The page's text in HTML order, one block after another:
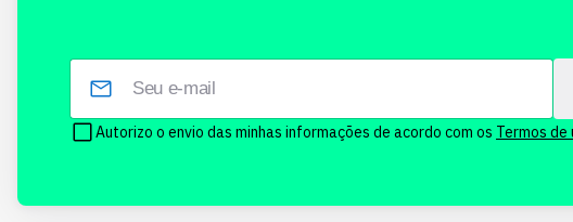
Autorizo o envio das minhas informações de acordo com os Termos de